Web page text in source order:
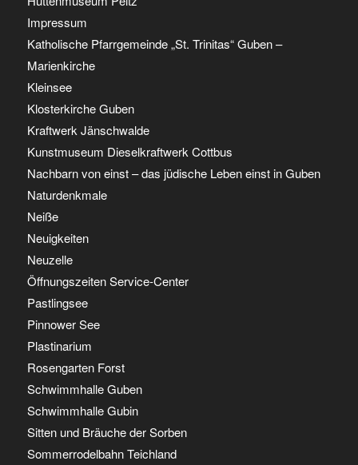
Impressum
Katholische Pfarrgemeinde „St. Trinitas“ Guben –
Marienkirche
Kleinsee
Klosterkirche Guben
Kraftwerk Jänschwalde
Kunstmuseum Dieselkraftwerk Cottbus
Nachbarn von einst – das jüdische Leben einst in Guben
Naturdenkmale
Neiße
Neuigkeiten
Neuzelle
Öffnungszeiten Service-Center
Pastlingsee
Pinnower See
Plastinarium
Rosengarten Forst
Schwimmhalle Guben
Schwimmhalle Gubin
Sitten und Bräuche der Sorben
Sommerrodelbahn Teichland